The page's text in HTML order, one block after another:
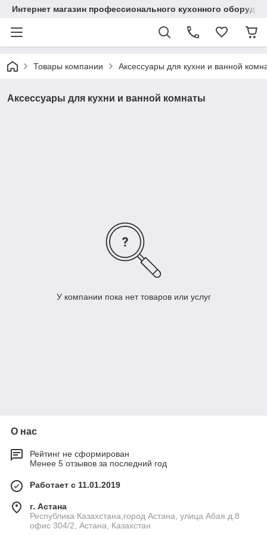
Интернет магазин профессионального кухонного
Товары компании Аксессуары для кухни и ванной
Аксессуары для кухни и ванной комнаты
У компании пока нет товаров или услуг
О нас
Рейтинг не сформирован
Менее 5 отзывов за последний год
Работает с 11.01.2019
г. Астана
Республика Казахстана,город Астана, улица Абая д.8
офис 304/2, Астана, Казахстан